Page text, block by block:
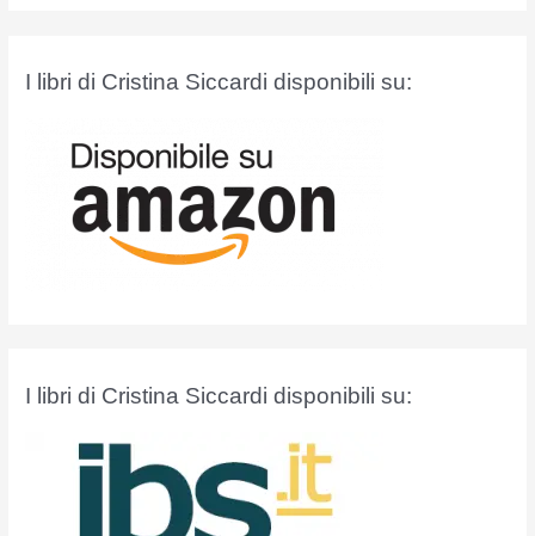
I libri di Cristina Siccardi disponibili su:
I libri di Cristina Siccardi disponibili su: